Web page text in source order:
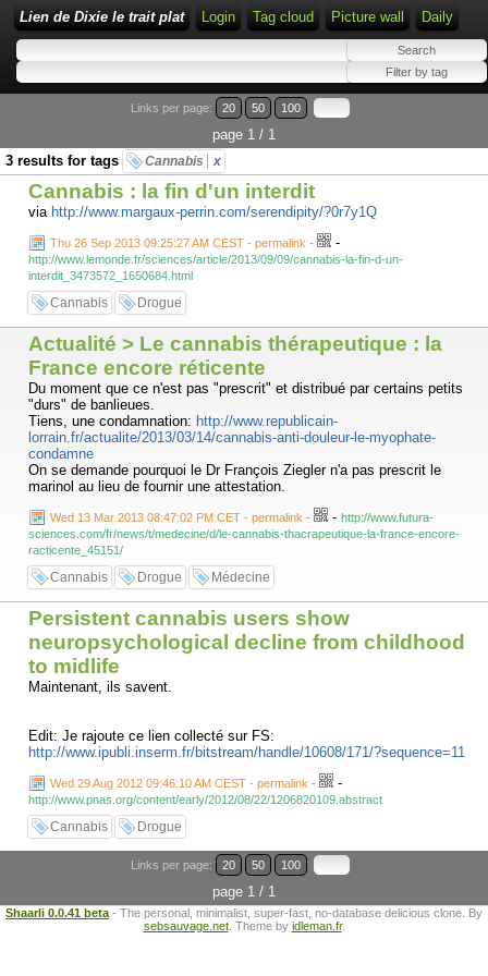
Lien de Dixie le trait plat Login Tag cloud Picture wall Daily
Links per page: 20 50 100
page 1 / 1
3 results for tags
Cannabis x
Cannabis : la fin d'un interdit
via http://www.margaux-perrin.com/serendipity/?0r7y1Q
Thu 26 Sep 2013 09:25:27 AM CEST - permalink - -
http://www.lemonde.fr/sciences/article/2013/09/09/cannabis-la-fin-d-un-
interdit_3473572_1650684.html
Cannabis Drogue
Actualité > Le cannabis thérapeutique : la
France encore réticente
Du moment que ce n'est pas "prescrit" et distribué par certains petits
"durs" de banlieues.
Tiens, une condamnation: http://www.republicain-
lorrain.fr/actualite/2013/03/14/cannabis-anti-douleur-le-myophate-
condamne
On se demande pourquoi le Dr François Ziegler n'a pas prescrit le
marinol au lieu de fournir une attestation.
Wed 13 Mar 2013 08:47:02 PM CET - permalink - - http://www.futura-
sciences.com/fr/news/t/medecine/d/le-cannabis-thacrapeutique-la-france-encore-
racticente_45151/
Cannabis Drogue Médecine
Persistent cannabis users show
neuropsychological decline from childhood
to midlife
Maintenant, ils savent.
Edit: Je rajoute ce lien collecté sur FS:
http://www.ipubli.inserm.fr/bitstream/handle/10608/171/?sequence=11
Wed 29 Aug 2012 09:46:10 AM CEST - permalink - -
http://www.pnas.org/content/early/2012/08/22/1206820109.abstract
Cannabis Drogue
Links per page: 20 50 100
page 1 / 1
Shaarli 0.0.41 beta - The personal, minimalist, super-fast, no-database delicious clone. By
sebsauvage.net. Theme by idleman.fr.